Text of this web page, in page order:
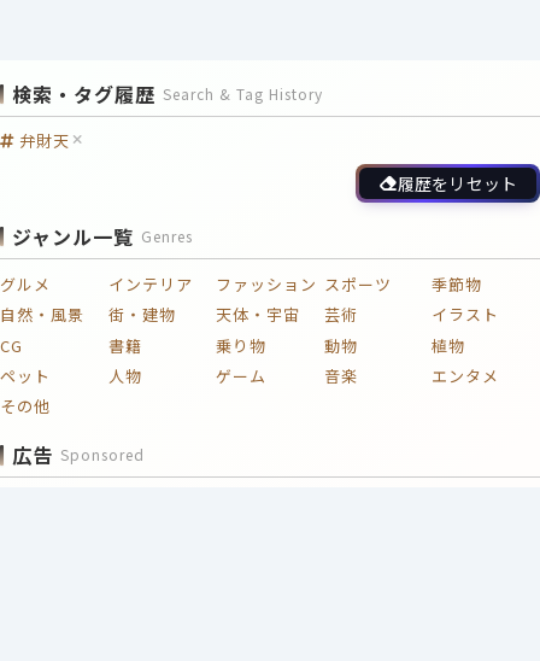
検索・タグ履歴 Search & Tag History
弁財天
履歴をリセット
ジャンル一覧 Genres
グルメ インテリア ファッション スポーツ
季節物
自然・風景
街・建物 天体・宇宙 芸術
イラスト
CG
書籍 乗り物 動物
植物
ペット
人物 ゲーム 音楽
エンタメ
その他
広告 Sponsored